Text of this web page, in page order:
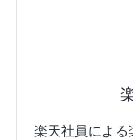
楽天社員による